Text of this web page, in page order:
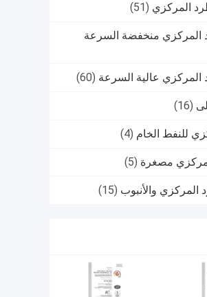
المركزي (51)
المركزي منخفضة السرعة
المركزي عالية السرعة (60)
(16)
للنفط الخام (4)
مصغرة (5)
المركزي والأنبوب (15)